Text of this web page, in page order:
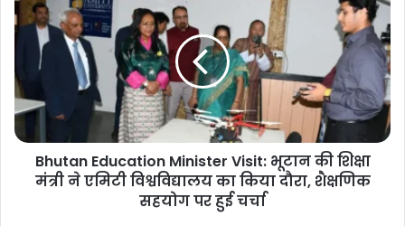
Education
Minister
Visit:
की
शिक्षा
मंत्री
ने
एमिटी
विश्वविद्यालय
Bhutan Education Minister Visit: भूटान की शिक्षा
मंत्री ने एमिटी विश्वविद्यालय का किया दौरा, शैक्षणिक
सहयोग पर हुई चर्चा